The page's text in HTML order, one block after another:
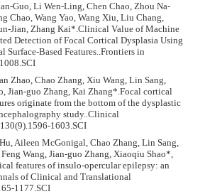
Guo, Li Wen-Ling, Chen Chao, Zhou Na-
Chao, Wang Yao, Wang Xiu, Liu Chang,
Jian, Zhang Kai*.Clinical Value of Machine
Detection of Focal Cortical Dysplasia Using
Based Features..Frontiers in
Zhao, Chao Zhang, Xiu Wang, Lin Sang,
Jian-guo Zhang, Kai Zhang*.Focal cortical
originate from the bottom of the dysplastic
study..Clinical
1603.SCI
Aileen McGonigal, Chao Zhang, Lin Sang,
Wang, Jian-guo Zhang, Xiaoqiu Shao*,
features of insulo-opercular epilepsy: an
of Clinical and Translational
1177.SCI